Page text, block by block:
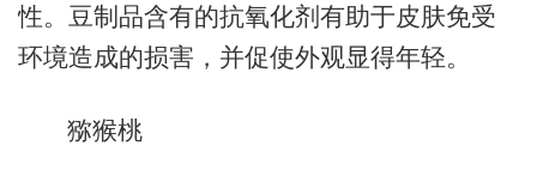
性。豆制品含有的抗氧化剂有助于皮肤免受
环境造成的损害，并促使外观显得年轻。
猕猴桃